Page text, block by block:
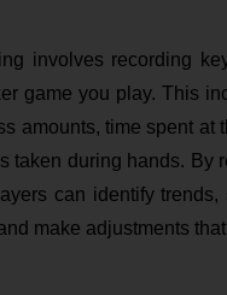
involves recording
game you play. This
amounts, time spent at
taken during hands. By
can identify
make adjustments